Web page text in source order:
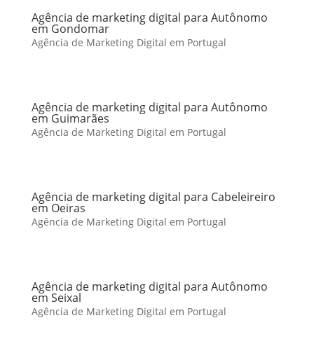
Agência de marketing digital para Autônomo
em Gondomar
Agência de Marketing Digital em Portugal
Agência de marketing digital para Autônomo
em Guimarães
Agência de Marketing Digital em Portugal
Agência de marketing digital para Cabeleireiro
em Oeiras
Agência de Marketing Digital em Portugal
Agência de marketing digital para Autônomo
em Seixal
Agência de Marketing Digital em Portugal